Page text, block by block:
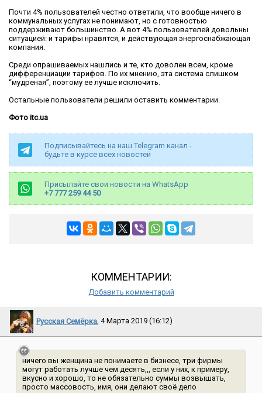
Почти 4% пользователей честно ответили, что вообще ничего в
коммунальных услугах не понимают, но с готовностью
поддерживают большинство. А вот 4% пользователей довольны
ситуацией: и тарифы нравятся, и действующая энергоснабжающая
компания.
Среди опрашиваемых нашлись и те, кто доволен всем, кроме
дифференциации тарифов. По их мнению, эта система слишком
“мудреная”, поэтому ее лучше исключить.
Остальные пользователи решили оставить комментарии.
Фото itc.ua
Подписывайтесь на наш Telegram канал -
будьте в курсе всех новостей
Присылайте свои новости на WhatsApp
+7 777 259 44 50
КОММЕНТАРИИ:
Добавить комментарий
Русская Семёрка, 4 Марта 2019 (16:12)
ничего вы женщина не понимаете в бизнесе, три фирмы
могут работать лучше чем десять,,, если у них, к примеру,
вкусно и хорошо, то не обязательно суммы возвышать,
просто массовость, имя, они делают своё дело